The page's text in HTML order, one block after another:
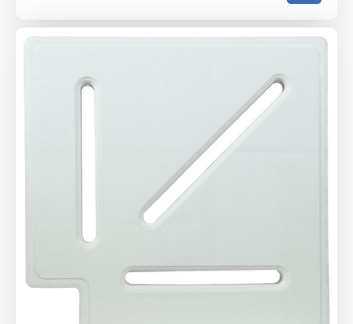
цена
составляла
783 ₴.
цена:
470 ₴.